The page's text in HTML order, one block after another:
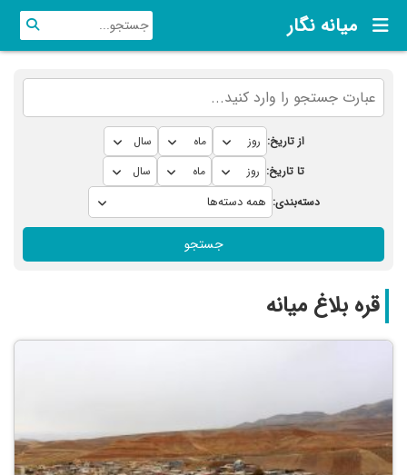
میانه نگار
از تاریخ:
تا تاریخ:
دسته‌بندی:
جستجو
قره بلاغ میانه